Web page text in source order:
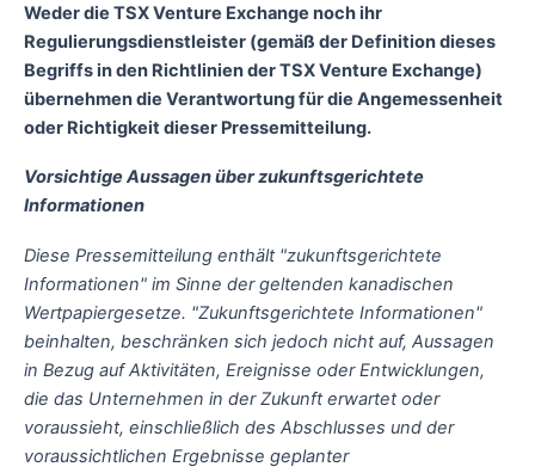
Weder die TSX Venture Exchange noch ihr
Regulierungsdienstleister (gemäß der Definition dieses
Begriffs in den Richtlinien der TSX Venture Exchange)
übernehmen die Verantwortung für die Angemessenheit
oder Richtigkeit dieser Pressemitteilung.
Vorsichtige Aussagen über zukunftsgerichtete
Informationen
Diese Pressemitteilung enthält "zukunftsgerichtete
Informationen" im Sinne der geltenden kanadischen
Wertpapiergesetze. "Zukunftsgerichtete Informationen"
beinhalten, beschränken sich jedoch nicht auf, Aussagen
in Bezug auf Aktivitäten, Ereignisse oder Entwicklungen,
die das Unternehmen in der Zukunft erwartet oder
voraussieht, einschließlich des Abschlusses und der
voraussichtlichen Ergebnisse geplanter